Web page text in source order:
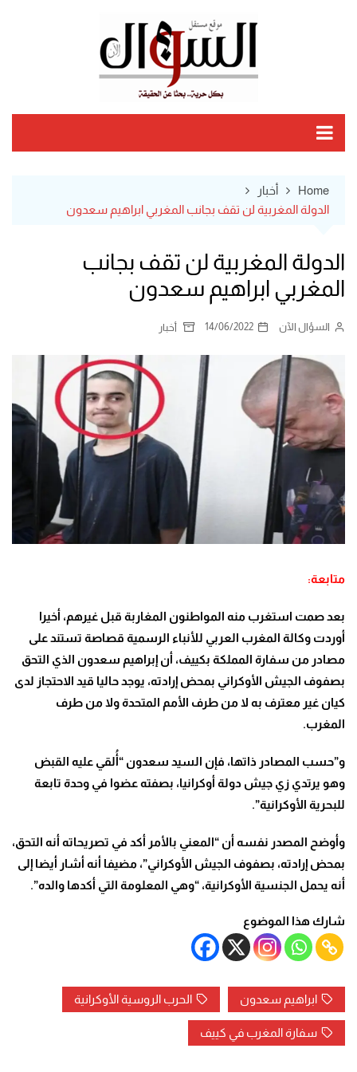
Home
أخبار
الدولة المغربية لن تقف بجانب المغربي ابراهيم سعدون
الدولة المغربية لن تقف بجانب
المغربي ابراهيم سعدون
السؤال الآن 14/06/2022 أخبار
متابعة:
بعد صمت استغرب منه المواطنون المغاربة قبل غيرهم، أخيرا
أوردت وكالة المغرب العربي للأنباء الرسمية قصاصة تستند على
مصادر من سفارة المملكة بكييف، أن إبراهيم سعدون الذي التحق
بصفوف الجيش الأوكراني بمحض إرادته، يوجد حاليا قيد الاحتجاز لدى
كيان غير معترف به لا من طرف الأمم المتحدة ولا من طرف
المغرب.
و”حسب المصادر ذاتها، فإن السيد سعدون “أُلقي عليه القبض
وهو يرتدي زي جيش دولة أوكرانيا، بصفته عضوا في وحدة تابعة
للبحرية الأوكرانية”.
وأوضح المصدر نفسه أن “المعني بالأمر أكد في تصريحاته أنه التحق،
بمحض إرادته، بصفوف الجيش الأوكراني”، مضيفا أنه أشار أيضا إلى
أنه يحمل الجنسية الأوكرانية، “وهي المعلومة التي أكدها والده”.
شارك هذا الموضوع
ابراهيم سعدون الحرب الروسية الأوكرانية
سفارة المغرب في كييف